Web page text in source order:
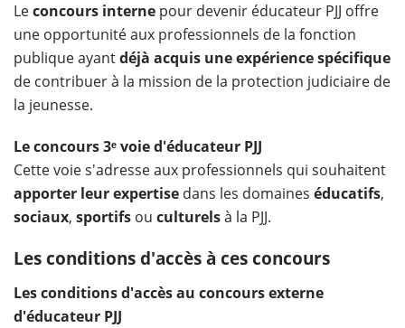
Leconcours interne pour devenir éducateur PJJ offre
une opportunité aux professionnels de la fonction
publique ayantdéjà acquis une expérience spécifique
de contribuer à la mission de la protection judiciaire de
la jeunesse.
Le concours 3ᵉ voie d'éducateur PJJ
Cette voie s'adresse aux professionnels qui souhaitent
apporter leur expertise dans les domaines éducatifs,
sociaux, sportifs ou culturelsà la PJJ.
Les conditions d'accès à ces concours
Les conditions d'accès au concours externe
d'éducateur PJJ